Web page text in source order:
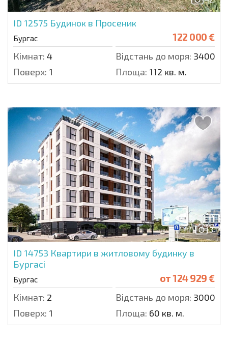
ID 12575 Будинок в Просеник
Бургас 122 000 €
Кімнат: 4 Відстань до моря: 34000
Поверх: 1 Площа: 112 кв. м.
3
ID 14753 Квартири в житловому будинку в
Бургасі
Бургас от124 929 €
Кімнат: 2 Відстань до моря: 3000 м.
Поверх: 1 Площа: 60 кв. м.